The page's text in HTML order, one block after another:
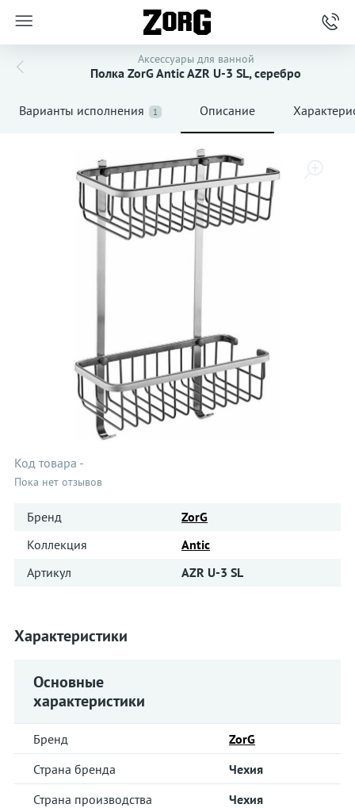
Аксессуары для ванной
Полка ZorG Antic AZR U-3 SL, серебро
Варианты исполнения 1 Описание
Код товара -
Пока нет отзывов
Бренд
ZorG
Коллекция
Antic
Артикул
AZR U-3 SL
Характеристики
Основные
характеристики
Бренд
ZorG
Страна бренда
Чехия
Страна производства
Чехия